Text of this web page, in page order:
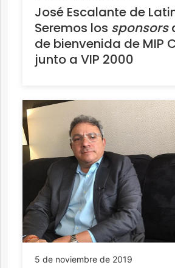
José Escalante de
Seremos los sponsors
de bienvenida de MIP
junto a VIP 2000
5 de noviembre de 2019